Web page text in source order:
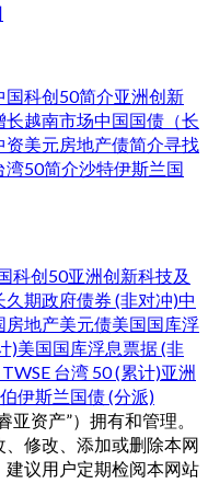
国科创50简介亚洲创新
长越南市场中国国债（长
资美元房地产债简介寻找
湾50简介沙特伊斯兰国
科创50亚洲创新科技及
久期政府债券 (非对冲)中
房地产美元债美国国库浮
)美国国库浮息票据 (非
台湾 50 (累计)亚洲
伊斯兰国债 (分派)
资产”）拥有和管理。
修改、添加或删除本网
议用户定期检阅本网站